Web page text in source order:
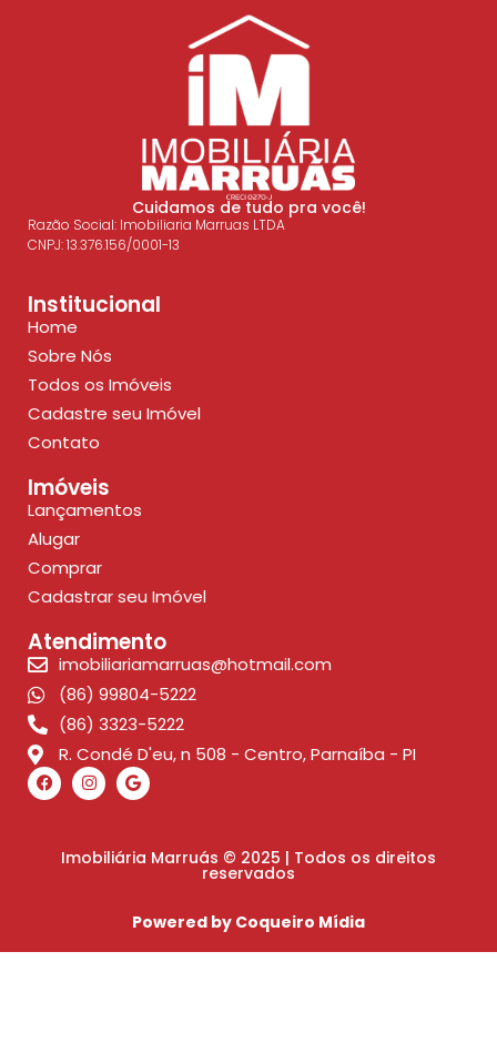
Cuidamos de tudo pra você!
Razão Social: Imobiliaria Marruas LTDA
CNPJ: 13.376.156/0001-13
Institucional
Home
Sobre Nós
Todos os Imóveis
Cadastre seu Imóvel
Contato
Imóveis
Lançamentos
Alugar
Comprar
Cadastrar seu Imóvel
Atendimento
imobiliariamarruas@hotmail.com
(86) 99804-5222
(86) 3323-5222
R. Condé D'eu, n 508 - Centro, Parnaíba - PI
Imobiliária Marruás © 2025 | Todos os direitos
reservados
Powered by Coqueiro Mídia